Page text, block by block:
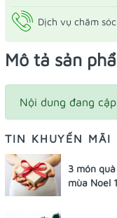
Dịch vụ chăm
Mô tả sản
Nội dung đang
TIN KHUYẾN MÃI
3 món
mùa Noel